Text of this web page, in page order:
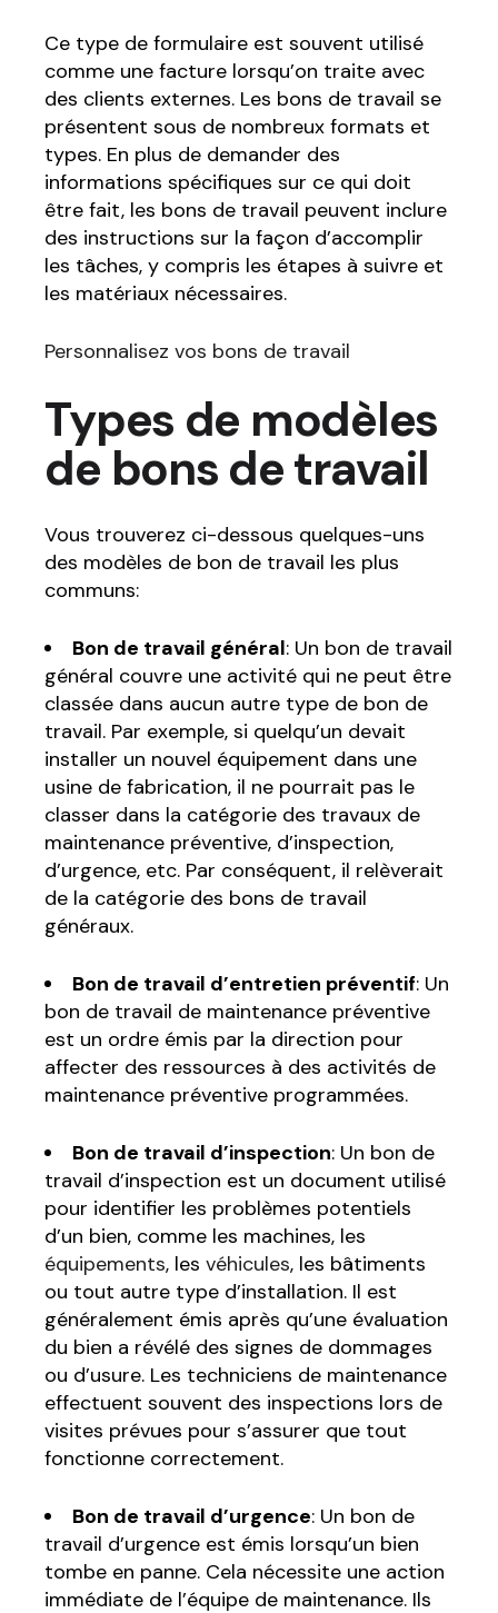
Ce type de formulaire est souvent utilisé
comme une facture lorsqu’on traite avec
des clients externes. Les bons de travail se
présentent sous de nombreux formats et
types. En plus de demander des
informations spécifiques sur ce qui doit
être fait, les bons de travail peuvent inclure
des instructions sur la façon d’accomplir
les tâches, y compris les étapes à suivre et
les matériaux nécessaires.
Personnalisez vos bons de travail
Types de modèles
de bons de travail
Vous trouverez ci-dessous quelques-uns
des modèles de bon de travail les plus
communs:
Bon de travail général: Un bon de travail
général couvre une activité qui ne peut être
classée dans aucun autre type de bon de
travail. Par exemple, si quelqu’un devait
installer un nouvel équipement dans une
usine de fabrication, il ne pourrait pas le
classer dans la catégorie des travaux de
maintenance préventive, d’inspection,
d’urgence, etc. Par conséquent, il relèverait
de la catégorie des bons de travail
généraux.
Bon de travail d’entretien préventif: Un
bon de travail de maintenance préventive
est un ordre émis par la direction pour
affecter des ressources à des activités de
maintenance préventive programmées.
Bon de travail d’inspection: Un bon de
travail d’inspection est un document utilisé
pour identifier les problèmes potentiels
d’un bien, comme les machines, les
équipements, lesvéhicules, les bâtiments
ou tout autre type d’installation. Il est
généralement émis après qu’une évaluation
du bien a révélé des signes de dommages
ou d’usure. Les techniciens de maintenance
effectuent souvent des inspections lors de
visites prévues pour s’assurer que tout
fonctionne correctement.
Bon de travail d’urgence: Un bon de
travail d’urgence est émis lorsqu’un bien
tombe en panne. Cela nécessite une action
immédiate de l’équipe de maintenance. Ils